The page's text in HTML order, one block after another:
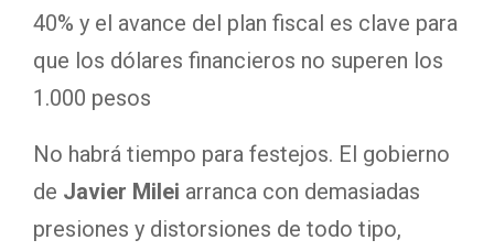
40% y el avance del plan fiscal es clave para
que los dólares financieros no superen los
1.000 pesos
No habrá tiempo para festejos. El gobierno
de Javier Milei arranca con demasiadas
presiones y distorsiones de todo tipo,